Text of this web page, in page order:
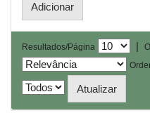
Resultados/Página |